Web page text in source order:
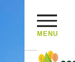
MENU